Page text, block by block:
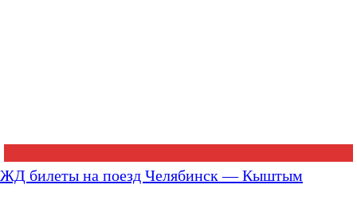
ЖД билеты на поезд Челябинск — Кыштым